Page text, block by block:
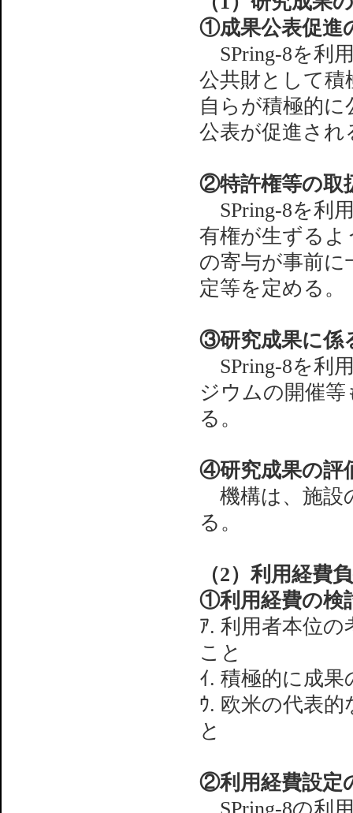
①成果公表促進
SPring-8を利
公共財として
自らが積極的
公表が促進さ
②特許権等の取
SPring-8を利
有権が生ずるよ
の寄与が事前
定等を定める。
③研究成果に係
SPring-8を利
ジウムの開催
る。
④研究成果の評
機構は、施設
る。
（2）利用経費
①利用経費の検
ｱ. 利用者本位
こと
ｲ. 積極的に成
ｳ. 欧米の代表
と
②利用経費設定